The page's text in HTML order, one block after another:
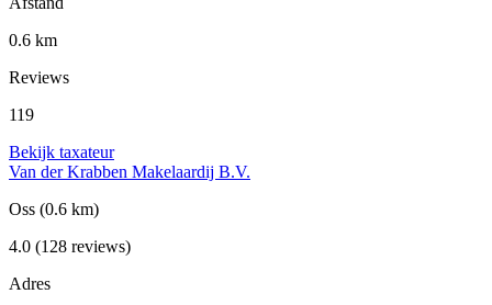
0.6 km
Reviews
119
Bekijk taxateur
Van der Krabben Makelaardij B.V.
Oss (0.6 km)
4.0 (128 reviews)
Adres